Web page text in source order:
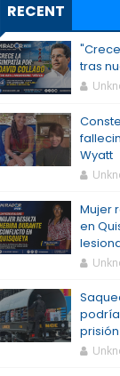
RECENT
tras
Wyatt
Mujer
en